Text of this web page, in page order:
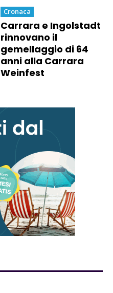
Cronaca
Carrara e Ingolstadt
rinnovano il
gemellaggio di 64
anni alla Carrara
Weinfest